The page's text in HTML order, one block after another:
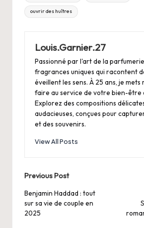
ouvrir des huîtres
Louis.Garnier.27
Passionné par l'art de la
fragrances uniques qui racontent
éveillent les sens. À 25 ans, je mets
faire au service de votre bien-être
Explorez des compositions
audacieuses, conçues pour
et des souvenirs.
View All Posts
Post
navigation
Previous Post
Benjamin Haddad : tout
sur sa vie de couple en
2025